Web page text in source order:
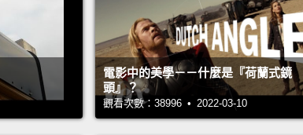
電影中的美學－－什麼是『荷蘭式鏡
頭』？
觀看次數：38996 • 2022-03-10